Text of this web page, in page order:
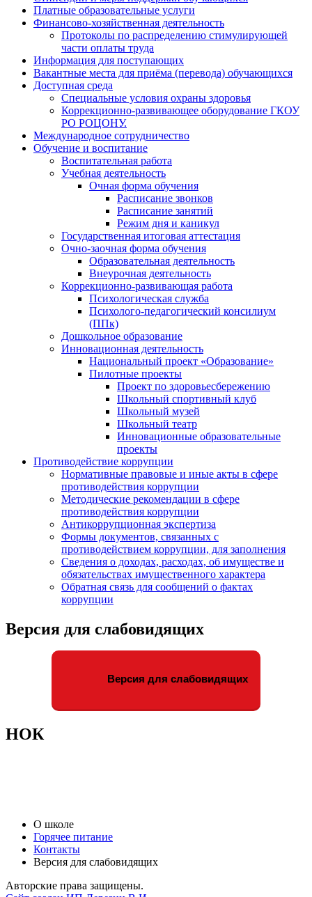
Платные образовательные услуги
Финансово-хозяйственная деятельность
Протоколы по распределению стимулирующей
части оплаты труда
Информация для поступающих
Вакантные места для приёма (перевода) обучающихся
Доступная среда
Специальные условия охраны здоровья
Коррекционно-развивающее оборудование ГКОУ
РО РОЦОНУ.
Международное сотрудничество
Обучение и воспитание
Воспитательная работа
Учебная деятельность
Очная форма обучения
Расписание звонков
Расписание занятий
Режим дня и каникул
Государственная итоговая аттестация
Очно-заочная форма обучения
Образовательная деятельность
Внеурочная деятельность
Коррекционно-развивающая работа
Психологическая служба
Психолого-педагогический консилиум
(ППк)
Дошкольное образование
Инновационная деятельность
Национальный проект «Образование»
Пилотные проекты
Проект по здоровьесбережению
Школьный спортивный клуб
Школьный музей
Школьный театр
Инновационные образовательные
проекты
Противодействие коррупции
Нормативные правовые и иные акты в сфере
противодействия коррупции
Методические рекомендации в сфере
противодействия коррупции
Антикоррупционная экспертиза
Формы документов, связанных с
противодействием коррупции, для заполнения
Сведения о доходах, расходах, об имуществе и
обязательствах имущественного характера
Обратная связь для сообщений о фактах
коррупции
Версия для слабовидящих
Версия для слабовидящих
НОК
О школе
Горячее питание
Контакты
Версия для слабовидящих
Авторские права защищены.